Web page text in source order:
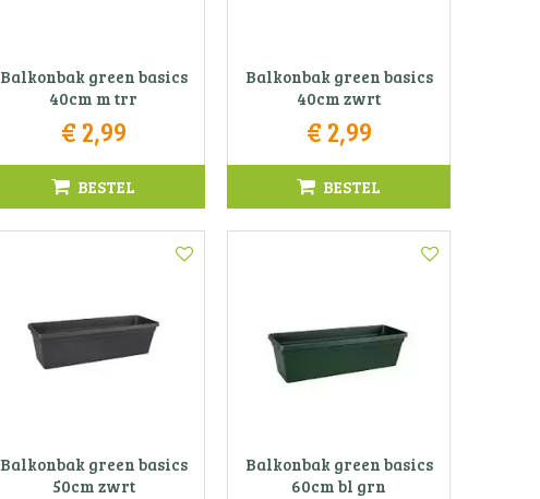
Balkonbak green basics
40cm m trr
€ 2,99
BESTEL
Balkonbak green basics
40cm zwrt
€ 2,99
BESTEL
Balkonbak green basics
50cm zwrt
Balkonbak green basics
60cm bl grn